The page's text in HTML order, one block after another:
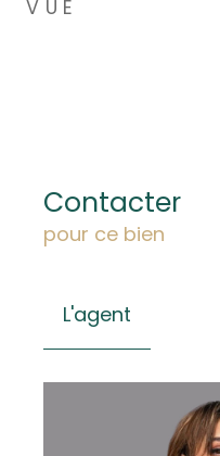
VUE
Contacter
pour ce bien
L'agent